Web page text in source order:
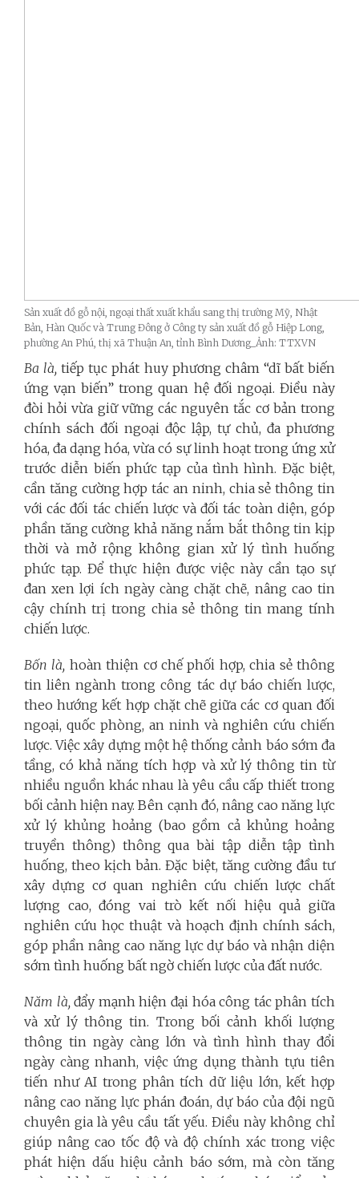
Sản xuất đồ gỗ nội, ngoại thất xuất khẩu sang thị trường Mỹ, Nhật
Bản, Hàn Quốc và Trung Đông ở Công ty sản xuất đồ gỗ Hiệp Long,
phường An Phú, thị xã Thuận An, tỉnh Bình Dương_Ảnh: TTXVN
Ba là,tiếp tục phát huy phương châm “dĩ bất biến
ứng vạn biến” trong quan hệ đối ngoại. Điều này
đòi hỏi vừa giữ vững các nguyên tắc cơ bản trong
chính sách đối ngoại độc lập, tự chủ, đa phương
hóa, đa dạng hóa, vừa có sự linh hoạt trong ứng xử
trước diễn biến phức tạp của tình hình. Đặc biệt,
cần tăng cường hợp tác an ninh, chia sẻ thông tin
với các đối tác chiến lược và đối tác toàn diện, góp
phần tăng cường khả năng nắm bắt thông tin kịp
thời và mở rộng không gian xử lý tình huống
phức tạp. Để thực hiện được việc này cần tạo sự
đan xen lợi ích ngày càng chặt chẽ, nâng cao tin
cậy chính trị trong chia sẻ thông tin mang tính
chiến lược.
Bốn là, hoàn thiện cơ chế phối hợp, chia sẻ thông
tin liên ngành trong công tác dự báo chiến lược,
theo hướng kết hợp chặt chẽ giữa các cơ quan đối
ngoại, quốc phòng, an ninh và nghiên cứu chiến
lược. Việc xây dựng một hệ thống cảnh báo sớm đa
tầng, có khả năng tích hợp và xử lý thông tin từ
nhiều nguồn khác nhau là yêu cầu cấp thiết trong
bối cảnh hiện nay. Bên cạnh đó, nâng cao năng lực
xử lý khủng hoảng (bao gồm cả khủng hoảng
truyền thông) thông qua bài tập diễn tập tình
huống, theo kịch bản. Đặc biệt, tăng cường đầu tư
xây dựng cơ quan nghiên cứu chiến lược chất
lượng cao, đóng vai trò kết nối hiệu quả giữa
nghiên cứu học thuật và hoạch định chính sách,
góp phần nâng cao năng lực dự báo và nhận diện
sớm tình huống bất ngờ chiến lược của đất nước.
Năm là,đẩy mạnh hiện đại hóa công tác phân tích
và xử lý thông tin. Trong bối cảnh khối lượng
thông tin ngày càng lớn và tình hình thay đổi
ngày càng nhanh, việc ứng dụng thành tựu tiên
tiến như AI trong phân tích dữ liệu lớn, kết hợp
nâng cao năng lực phán đoán, dự báo của đội ngũ
chuyên gia là yêu cầu tất yếu. Điều này không chỉ
giúp nâng cao tốc độ và độ chính xác trong việc
phát hiện dấu hiệu cảnh báo sớm, mà còn tăng